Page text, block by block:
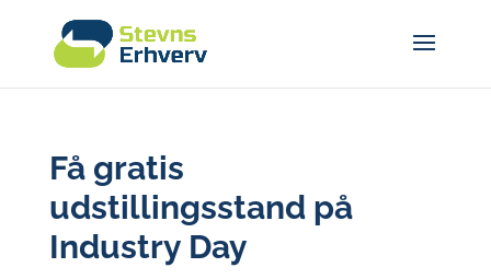
Få gratis
udstillingsstand på
Industry Day